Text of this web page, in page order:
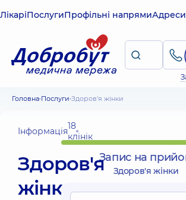
ЛікаріПослугиПрофільні напрямиАдреси
Головна Послуги Здоров'я жінки
Інформація18
клінік
Здоров'я
жінки
Запис на
Здоров'я жінки